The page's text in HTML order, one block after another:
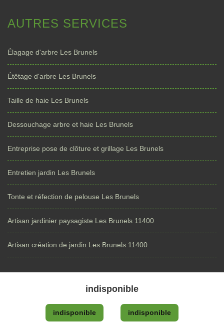
AUTRES SERVICES
Élagage d'arbre Les Brunels
Étêtage d'arbre Les Brunels
Taille de haie Les Brunels
Dessouchage arbre et haie Les Brunels
Entreprise pose de clôture et grillage Les Brunels
Entretien jardin Les Brunels
Tonte et réfection de pelouse Les Brunels
Artisan jardinier paysagiste Les Brunels 11400
Artisan création de jardin Les Brunels 11400
indisponible
indisponible indisponible